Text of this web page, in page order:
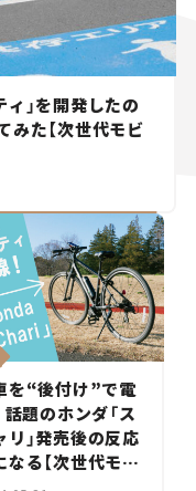
」を開発したの
た【次世代モビ
を“後付け”で電
話題のホンダ「ス
リ」発売後の反応
なる【次世代モビ
最前線！Vol.4】